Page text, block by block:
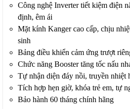
Công nghệ Inverter tiết kiệm điện
định, êm ái
Mặt kính Kanger cao cấp, chịu
sinh
Bảng điều khiển cảm ứng trượt
Chức năng Booster tăng tốc nấu
Tự nhận diện đáy nồi, truyền nhiệt
Tích hợp hẹn giờ, khóa trẻ em, tự
Bảo hành 60 tháng chính hãng